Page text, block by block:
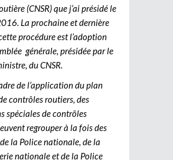
(CNSR) que j’ai présidé le
La prochaine et dernière
procédure est l’adoption
générale, présidée par le
du CNSR.
de l’application du plan
contrôles routiers, des
spéciales de contrôles
regrouper à la fois des
la Police nationale, de la
nationale et de la Police